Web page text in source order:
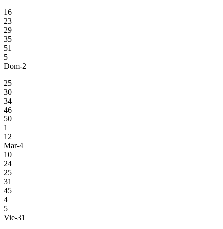
16
23
29
35
51
5
Dom-2
25
30
34
46
50
1
12
Mar-4
10
24
25
31
45
4
5
Vie-31